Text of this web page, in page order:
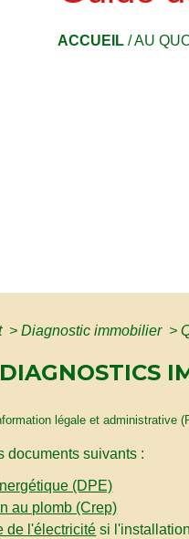
ACCUEIL /AU
> Diagnostic immobilier >
légale et administrative
documents suivants :
(DPE)
au plomb (Crep)
de l'électricité si